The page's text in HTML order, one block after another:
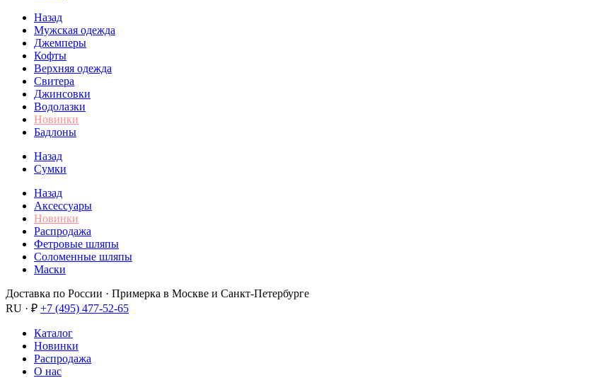
Назад
Мужская одежда
Джемперы
Кофты
Верхняя одежда
Свитера
Джинсовки
Водолазки
Новинки
Бадлоны
Назад
Сумки
Назад
Аксессуары
Новинки
Распродажа
Фетровые шляпы
Соломенные шляпы
Маски
Доставка по России · Примерка в Москве и Санкт-Петербурге
RU · ₽ +7 (495) 477-52-65
Каталог
Новинки
Распродажа
О нас